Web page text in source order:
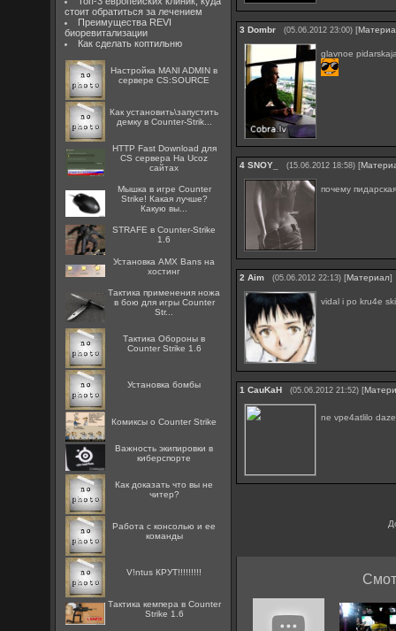
стоит обратиться за лечением
Преимущества REVI
биоревитализации
Как сделать коптильню
Настройка MANI ADMIN в
сервере CS:SOURCE
Как установить\запустить
демку в Counter-Strik...
HTTP Fast Download для
CS сервера На Ucoz
сайтах
Мышка в игре Counter
Strike! Какая лучше?
Какую вы...
STRAFE в Counter-Strike
1.6
Установка AMX Bans на
хостинг
Тактика применения ножа
в бою для игры Counter
Str...
Тактика Обороны в
Counter Strike 1.6
Установка бомбы
Комиксы о Counter Strike
Важность экипировки в
киберспорте
Как доказать что вы не
читер?
Работа с консолью и ее
команды
V!ntus КРУТ!!!!!!!!!
Тактика кемпера в Counter
Strike 1.6
3 Dombr (05.06.2012 23:00) [
glavnoe
4 SNOY_ (15.06.2012 18:58) [
почему
2 Aim (05.06.2012 22:13) [Материал]
vidal i po kru4e
1 CauKaH (05.06.2012 21:52) [
ne vpe4atlilo